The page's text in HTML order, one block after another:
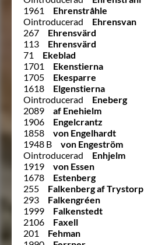
1961
Ehrenstråhle
Ointroducerad
Ehrensvan
267
Ehrensvärd
113
Ehrensvärd
71
Ekeblad
1701
Ekenstierna
1705
Ekesparre
1618
Elgenstierna
Ointroducerad
Eneberg
2089
af Enehielm
1906
Engelcrantz
1858
von Engelhardt
1948 B
von Engeström
Ointroducerad
Enhjelm
1919
von Essen
1678
Estenberg
255
Falkenberg af Trystorp
293
Falkengréen
1999
Falkenstedt
2106
Faxell
201
Fehman